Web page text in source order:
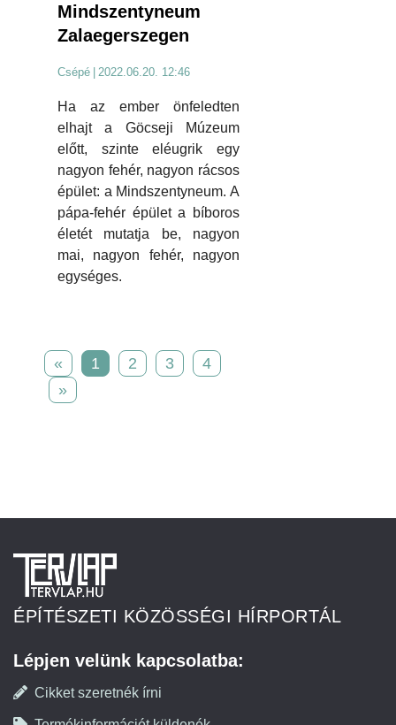
Mindszentyneum
Zalaegerszegen
Csépé 2022.06.20. 12:46
Ha az ember önfeledten
elhajt a Göcseji Múzeum
előtt, szinte eléugrik egy
nagyon fehér, nagyon rácsos
épület: a Mindszentyneum. A
pápa-fehér épület a bíboros
életét mutatja be, nagyon
mai, nagyon fehér, nagyon
egységes.
« 1 2 3
4
»
ÉPÍTÉSZETI KÖZÖSSÉGI HÍRPORTÁL
Lépjen velünk kapcsolatba:
Cikket szeretnék írni